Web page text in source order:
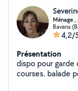
Ménage
Bavans
4,2/
Présentation
dispo pour garde
courses. balade